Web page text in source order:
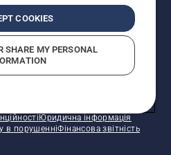
Юридична інформація
в порушенніФінансова звітність
COOKIES
SHARE MY PERSONAL